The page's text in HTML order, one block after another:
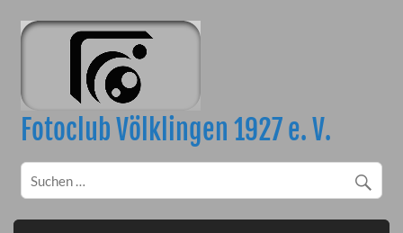
content
Fotoclub Völklingen 1927 e. V.